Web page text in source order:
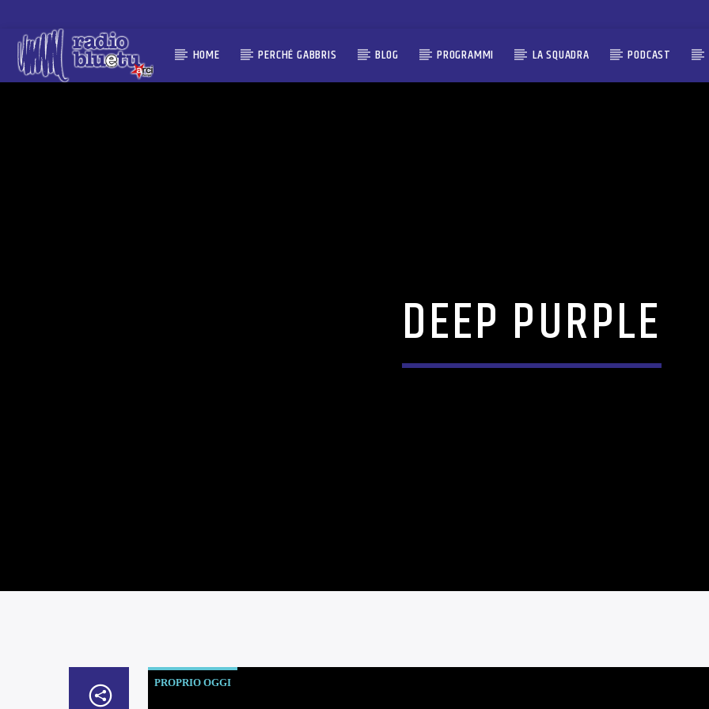
HOME PERCHÉ GABBRIS BLOG PROGRAMMI LA SQUADRA PODCAST
DEEP PURPLE
PROPRIO OGGI